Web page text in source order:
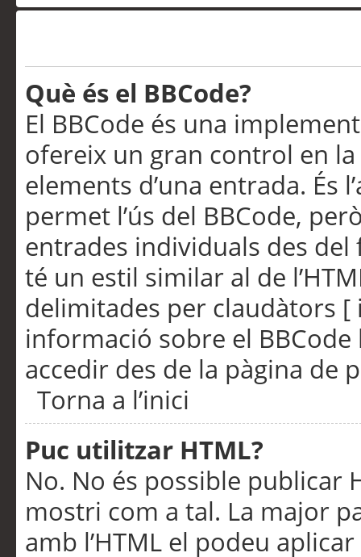
Què és el BBCode?
El BBCode és una
ofereix un gran control en
elements d’una entrada. És
permet l’ús del BBCode,
entrades individuals des
té un estil similar al de
delimitades per claudàtors [
informació sobre el
accedir des de la pàgina de
Torna a l’inici
Puc utilitzar HTML?
No. No és possible publicar
mostri com a tal. La major
amb l’HTML el podeu